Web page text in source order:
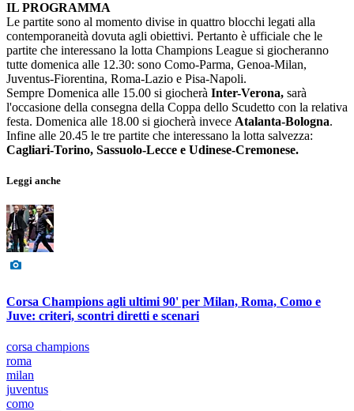
IL PROGRAMMA
Le partite sono al momento divise in quattro blocchi legati alla
contemporaneità dovuta agli obiettivi. Pertanto è ufficiale che le
partite che interessano la lotta Champions League si giocheranno
tutte domenica alle 12.30: sono Como-Parma, Genoa-Milan,
Juventus-Fiorentina, Roma-Lazio e Pisa-Napoli.
Sempre Domenica alle 15.00 si giocherà Inter-Verona, sarà
l'occasione della consegna della Coppa dello Scudetto con la relativa
festa. Domenica alle 18.00 si giocherà invece Atalanta-Bologna.
Infine alle 20.45 le tre partite che interessano la lotta salvezza:
Cagliari-Torino, Sassuolo-Lecce e Udinese-Cremonese.
Leggi anche
Corsa Champions agli ultimi 90' per Milan, Roma, Como e
Juve: criteri, scontri diretti e scenari
corsa champions
roma
milan
juventus
como